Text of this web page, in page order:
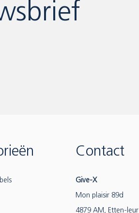
Contact
Give-X
Mon plaisir 89d
4879 AM, Etten-leur